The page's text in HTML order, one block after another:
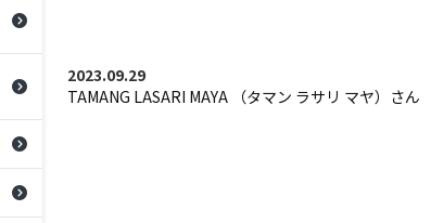
2023.09.29
TAMANG LASARI MAYA （タマン ラサリ マヤ）さん